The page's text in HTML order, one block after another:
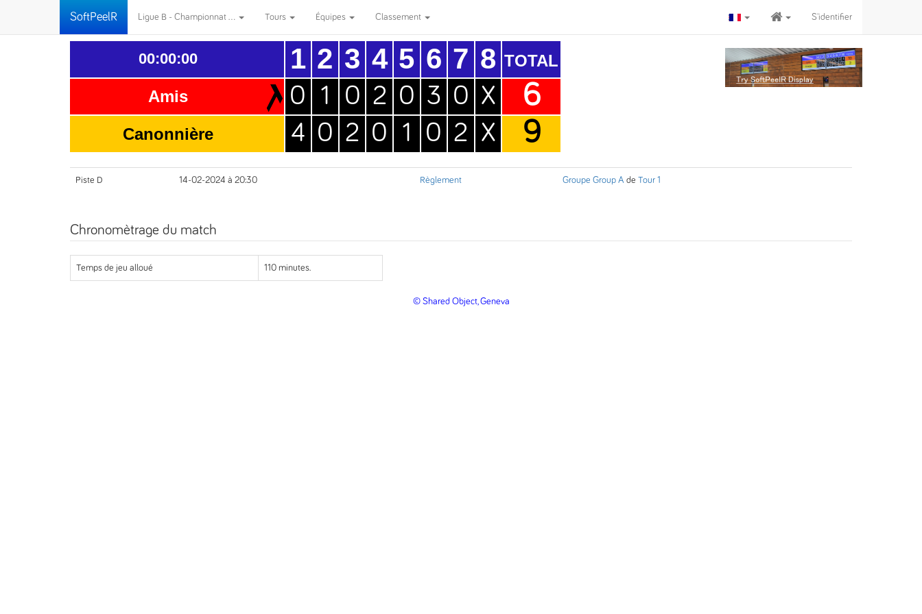
SoftPeelR Ligue B - Championnat ... Tours Équipes Classement S'identifier
00:00:00
Amis
Canonnière
1
0
4
2
1
0
3
0
2
4
2
0
5
0
1
6
3
0
7
0
2
8
X
X
TOTAL
6
9
Piste D 14-02-2024 à 20:30 Règlement Groupe Group A de Tour 1
Chronomètrage du match
Temps de jeu alloué 110 minutes.
© Shared Object, Geneva